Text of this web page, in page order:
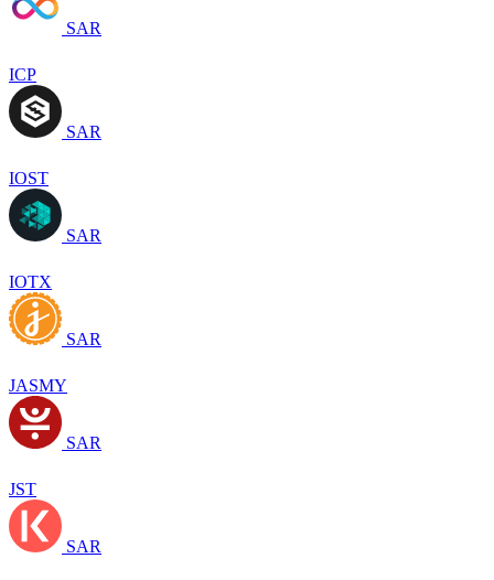
SAR
ICP
SAR
IOST
SAR
IOTX
SAR
JASMY
SAR
JST
SAR